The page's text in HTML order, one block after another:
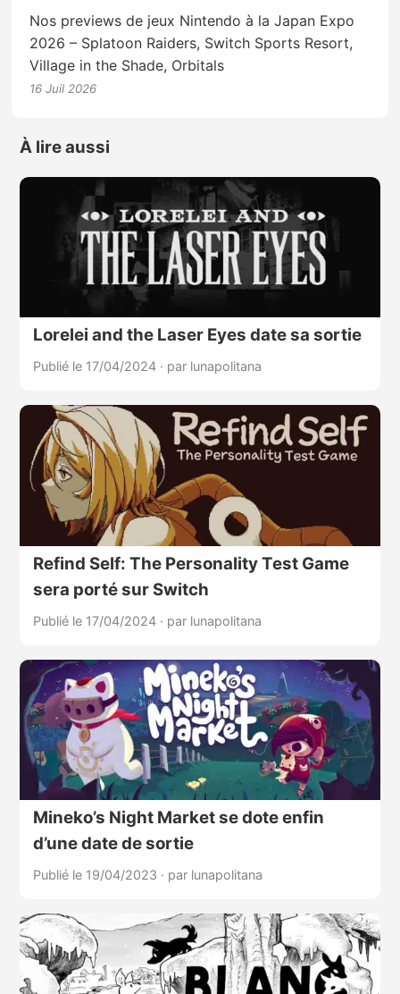
Nos previews de jeux Nintendo à la Japan Expo
2026 – Splatoon Raiders, Switch Sports Resort,
Village in the Shade, Orbitals
16 Juil 2026
À lire aussi
Lorelei and the Laser Eyes date sa sortie
Publié le 17/04/2024 · par lunapolitana
Refind Self: The Personality Test Game
sera porté sur Switch
Publié le 17/04/2024 · par lunapolitana
Mineko’s Night Market se dote enfin
d’une date de sortie
Publié le 19/04/2023 · par lunapolitana